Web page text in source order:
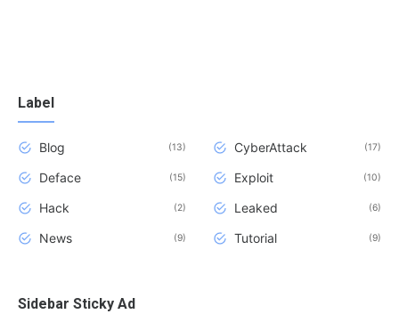
Label
Blog 13 CyberAttack 17
Deface 15 Exploit 10
Hack 2 Leaked 6
News 9 Tutorial 9
Sidebar Sticky Ad